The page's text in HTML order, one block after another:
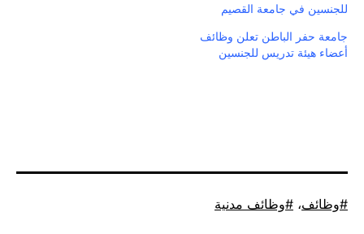
للجنسين في جامعة القصيم
جامعة حفر الباطن تعلن وظائف
أعضاء هيئة تدريس للجنسين
موسوم
وظائف، وظائف مدنية